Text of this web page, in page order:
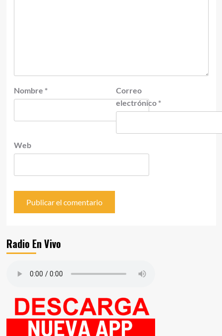
Nombre *
Correo
electrónico *
Web
Radio En Vivo